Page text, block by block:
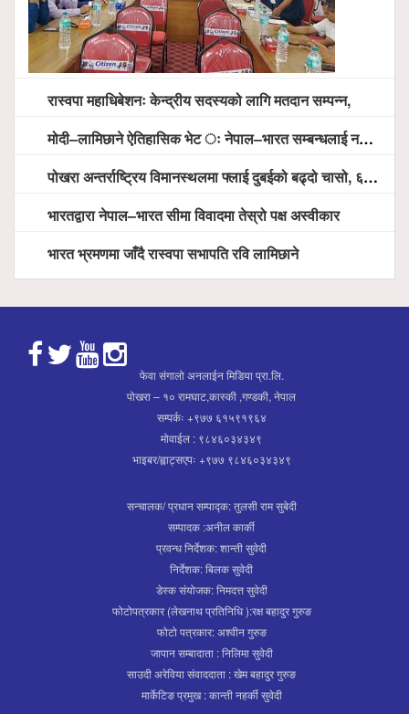
रास्वपा महाधिबेशनः केन्द्रीय सदस्यको लागि मतदान सम्पन्न,
मोदी–लामिछाने ऐतिहासिक भेट ः नेपाल–भारत सम्बन्धलाई नयाँ उचाइमा पु¥याउने साझा प्रतिबद्धता
पोखरा अन्तर्राष्ट्रिय विमानस्थलमा फ्लाई दुबईको बढ्दो चासो, ६ घण्टा लामो प्राविधिक निरीक्षणपछि दैनिक उडानको ढोका खुल्दै
भारतद्वारा नेपाल–भारत सीमा विवादमा तेस्रो पक्ष अस्वीकार
भारत भ्रमणमा जाँदै रास्वपा सभापति रवि लामिछाने
फेवा संगालो अनलाईन मिडिया प्रा.लि.
पोखरा – १० रामघाट,कास्की ,गण्डकी, नेपाल
सम्पर्कः +९७७ ६१५९१९६४
मोवाईल : ९८४६०३४३४९
भाइबर/ह्वाट्सएपः +९७७ ९८४६०३४३४९
सन्चालक/ प्रधान सम्पाद्क: तुलसी राम सुबेदी
सम्पादक :अनील कार्की
प्रवन्ध निर्देशक: शान्ती सुवेदी
निर्देशक: बिलक सुवेदी
डेस्क संयोजक: निमदत्त सुवेदी
फोटोपत्रकार (लेखनाथ प्रतिनिधि ):रक्ष बहादुर गुरुङ
फोटो पत्रकार: अश्वीन गुरुङ
जापान सम्बादाता : निलिमा सुवेदी
साउदी अरेविया संवाददाता : खेम बहादुर गुरुङ
मार्केटिङ प्रमुख : कान्ती नहर्की सुवेदी